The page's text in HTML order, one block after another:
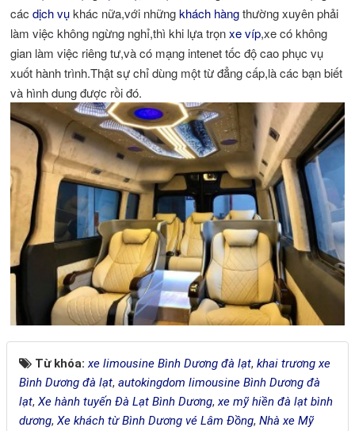
cácdịch vụkhác nữa,với nhữngkhách hàngthường xuyên phải
làm việc không ngừng nghỉ,thì khi lựa trọnxe víp,xe có không
gian làm việc riêng tư,và có mạng intenet tốc độ cao phục vụ
xuốt hành trình.Thật sự chỉ dùng một từ đẳng cấp,là các bạn biết
và hình dung được rồi đó.
Từ khóa:xe limousine Bình Dương đà lạt,khai trương xe
Bình Dương đà lạt,autokingdom limousine Bình Dương đà
lạt,Xe hành tuyến Đà Lạt Bình Dương,xe mỹ hiền đà lạt bình
dương,Xe khách từ Bình Dương vé Lâm Đồng,Nhà xe Mỹ